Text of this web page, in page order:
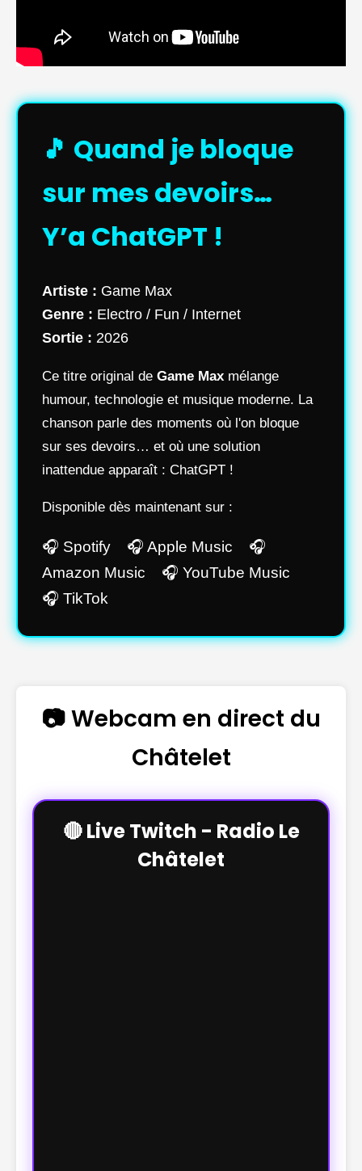
🎵 Quand je bloque
sur mes devoirs…
Y’a ChatGPT !
Artiste : Game Max
Genre : Electro / Fun / Internet
Sortie : 2026
Ce titre original de Game Max mélange
humour, technologie et musique moderne. La
chanson parle des moments où l'on bloque
sur ses devoirs… et où une solution
inattendue apparaît : ChatGPT !
Disponible dès maintenant sur :
🎧 Spotify 🎧 Apple Music 🎧
Amazon Music 🎧 YouTube Music
🎧 TikTok
📷 Webcam en direct du
Châtelet
🔴 Live Twitch - Radio Le
Châtelet